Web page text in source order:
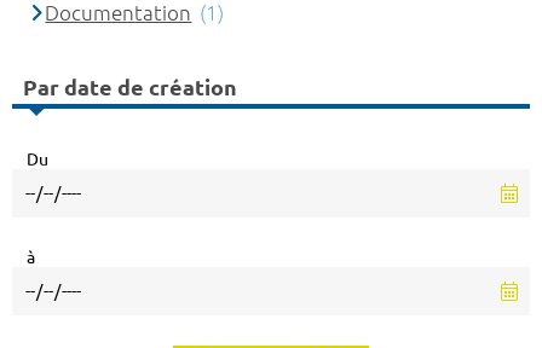
Documentation (1)
Par date de création
Du
à